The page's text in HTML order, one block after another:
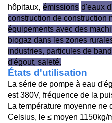
hôpitaux, émissions d'eaux
construction de construction
équipements avec des
biogaz dans les zones
industries, particules de
d'égout, saleté.
États d'utilisation
La série de pompe à eau
est 380V, fréquence de la
La température moyenne ne
Celsius, le ≤ moyen 1150kg/